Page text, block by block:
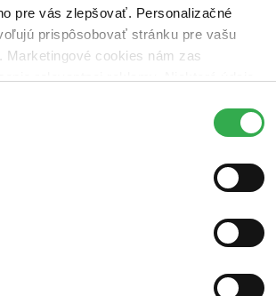
pre vás zlepšovať. Personalizačné
prispôsobovať stránku pre vašu
Marketingové cookies nám zas
všetky tieto cookies. Ďakujeme!
nemáme na sklade, ale zvyčajne
a odoslať do 4 – 6 dní. A